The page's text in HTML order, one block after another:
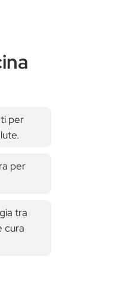
per
.
per
tra
cura